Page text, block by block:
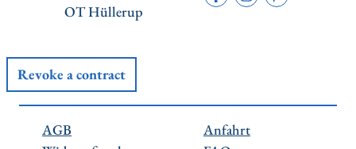
OT Hüllerup
Revoke a contract
AGB
Anfahrt